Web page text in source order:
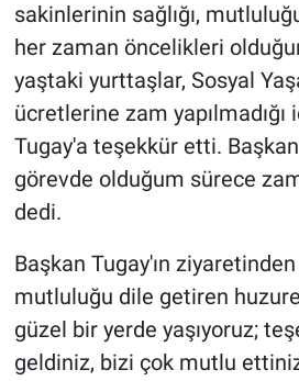
sakinlerinin sağlığı,
her zaman öncelikleri
yaştaki yurttaşlar, Sosyal
ücretlerine zam yapılmadığı
Tugay'a teşekkür etti.
görevde olduğum sürece
dedi.
Başkan Tugay'ın
mutluluğu dile getiren
güzel bir yerde yaşıyoruz;
geldiniz, bizi çok mutlu